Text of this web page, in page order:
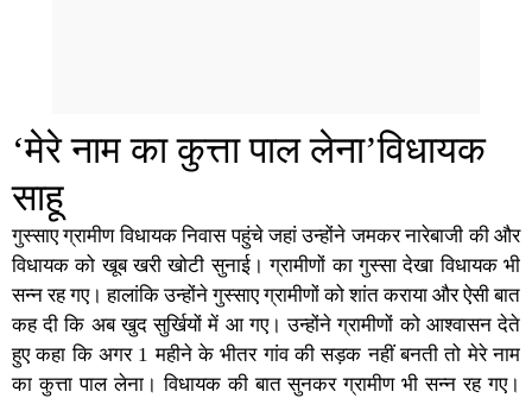
‘मेरे नाम का कुत्ता पाल लेना’विधायक
साहू
गुस्साए ग्रामीण विधायक निवास पहुंचे जहां उन्होंने जमकर नारेबाजी की और
विधायक को खूब खरी खोटी सुनाई। ग्रामीणों का गुस्सा देखा विधायक भी
सन्न रह गए। हालांकि उन्होंने गुस्साए ग्रामीणों को शांत कराया और ऐसी बात
कह दी कि अब खुद सुर्खियों में आ गए। उन्होंने ग्रामीणों को आश्वासन देते
हुए कहा कि अगर 1 महीने के भीतर गांव की सड़क नहीं बनती तो मेरे नाम
का कुत्ता पाल लेना। विधायक की बात सुनकर ग्रामीण भी सन्न रह गए।